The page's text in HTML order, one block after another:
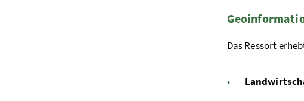
Das Ressort